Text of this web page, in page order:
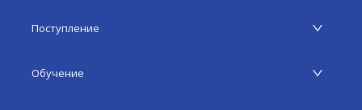
Поступление
Обучение